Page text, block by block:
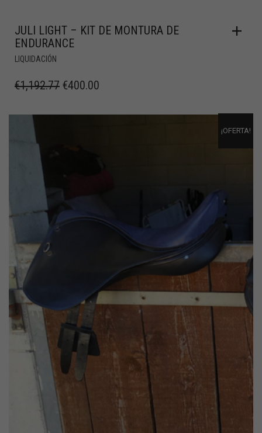
JULI LIGHT – KIT DE MONTURA DE
ENDURANCE
LIQUIDACIÓN
€1,192.77 €400.00
¡OFERTA!